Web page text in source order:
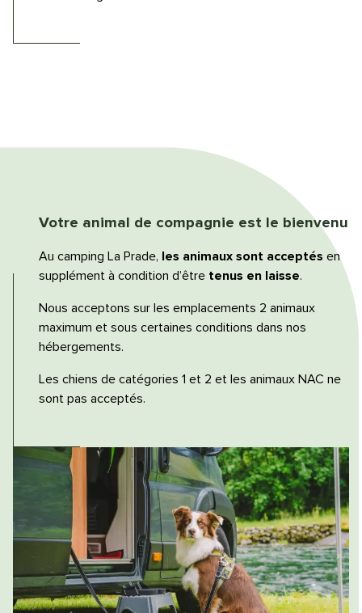
Votre animal de compagnie est le bienvenu
Au camping La Prade, les animaux sont acceptés en
supplément à condition d’être tenus en laisse.
Nous acceptons sur les emplacements 2 animaux
maximum et sous certaines conditions dans nos
hébergements.
Les chiens de catégories 1 et 2 et les animaux NAC ne
sont pas acceptés.